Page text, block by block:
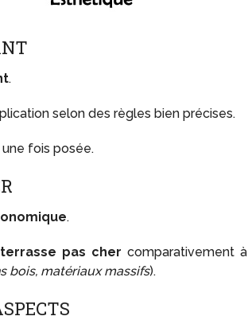
.
selon des règles bien précises.
une fois posée.
.
terrasse pas cher comparativement à
bois, matériaux massifs).